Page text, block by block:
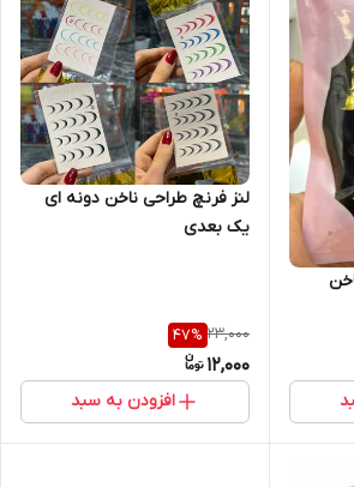
لنز فرنچ طراحی ناخن دونه ای
یک بعدی
23,000
47%
12,000
افزودن به سبد